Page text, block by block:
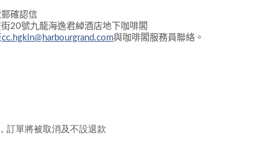
確認信
20號九龍海逸君綽酒店地下咖啡閣
cc.hgkln@harbourgrand.com與咖啡閣服務員聯絡 。
訂單將被取消及不設退款